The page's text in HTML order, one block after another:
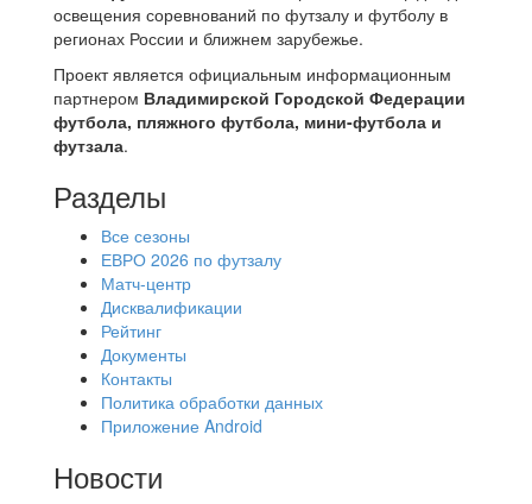
освещения соревнований по футзалу и футболу в
регионах России и ближнем зарубежье.
Проект является официальным информационным
партнером Владимирской Городской Федерации
футбола, пляжного футбола, мини-футбола и
футзала.
Разделы
Все сезоны
ЕВРО 2026 по футзалу
Матч-центр
Дисквалификации
Рейтинг
Документы
Контакты
Политика обработки данных
Приложение Android
Новости